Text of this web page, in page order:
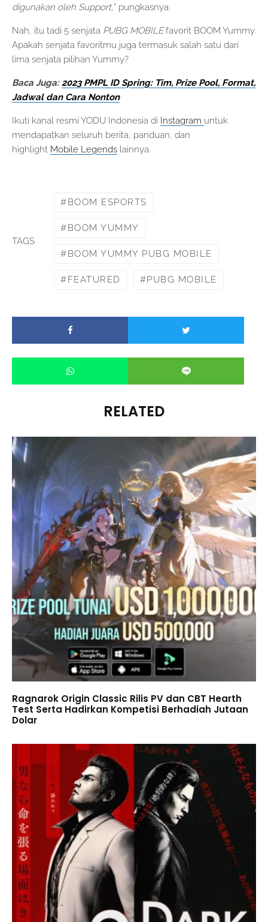
digunakan oleh Support,” pungkasnya.
Nah, itu tadi 5 senjata PUBG MOBILEfavorit BOOM Yummy.
Apakah senjata favoritmu juga termasuk salah satu dari
lima senjata pilihan Yummy?
Baca Juga:2023 PMPL ID Spring: Tim, Prize Pool, Format,
Jadwal dan Cara Nonton
Ikuti kanal resmi YODU Indonesia di Instagram untuk
mendapatkan seluruh berita, panduan, dan
highlight Mobile Legends lainnya.
TAGS
BOOM ESPORTS
BOOM YUMMY
BOOM YUMMY PUBG MOBILE
FEATURED PUBG MOBILE
RELATED
Ragnarok Origin Classic Rilis PV dan CBT Hearth
Test Serta Hadirkan Kompetisi Berhadiah Jutaan
Dolar